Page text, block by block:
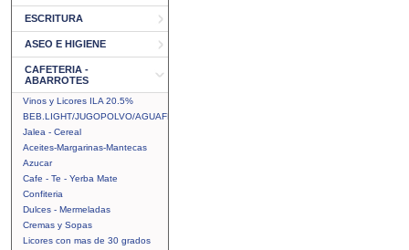
ESCRITURA
ASEO E HIGIENE
CAFETERIA -
ABARROTES
Vinos y Licores ILA 20.5%
BEB.LIGHT/JUGOPOLVO/AGUAFRUTAL
Jalea - Cereal
Aceites-Margarinas-Mantecas
Azucar
Cafe - Te - Yerba Mate
Confiteria
Dulces - Mermeladas
Cremas y Sopas
Licores con mas de 30 grados